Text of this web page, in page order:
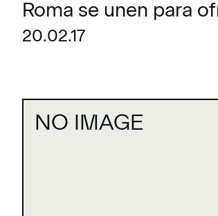
Roma se unen para
ventajas a sus ‘Amigos’
20.02.17
NO IMAGE